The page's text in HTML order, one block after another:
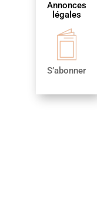
Annonces
légales
S’abonner